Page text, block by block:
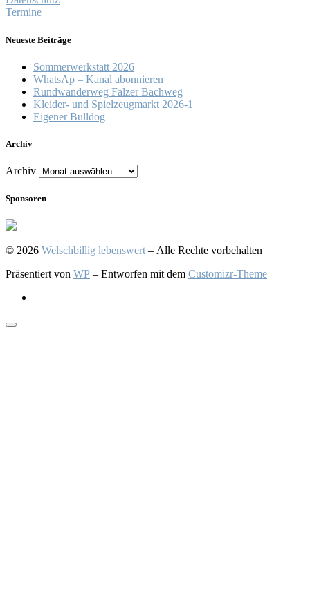
Termine
Neueste Beiträge
Sommerwerkstatt 2026
WhatsAp – Kanal abonnieren
Rundwanderweg Falzer Bachweg
Kleider- und Spielzeugmarkt 2026-1
Eigener Bulldog
Archiv
Archiv
Sponsoren
© 2026 Welschbillig lebenswert– Alle Rechte vorbehalten
Präsentiert von WP – Entworfen mit dem Customizr-Theme